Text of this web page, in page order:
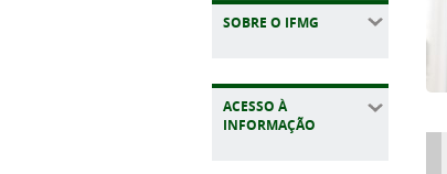
SOBRE O IFMG
ACESSO À
INFORMAÇÃO